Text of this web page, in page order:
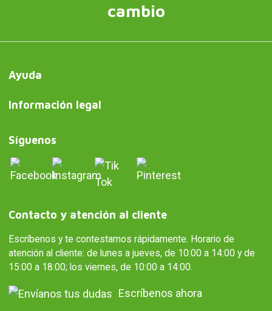
cambio
Ayuda
Información legal
Síguenos
Contacto y atención al cliente
Escríbenos y te contestamos rápidamente. Horario de
atención al cliente: de lunes a jueves, de 10:00 a 14:00 y de
15:00 a 18:00; los viernes, de 10:00 a 14:00.
Escríbenos ahora